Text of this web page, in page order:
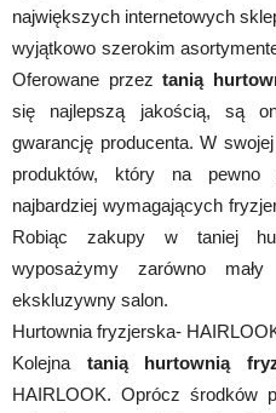
największych internetowych
wyjątkowo szerokim
Oferowane przez tanią
się najlepszą jakością, są
gwarancję producenta. W
produktów, który na pewno
najbardziej wymagających
Robiąc zakupy w taniej
wyposażymy zarówno
ekskluzywny salon.
Hurtownia fryzjerska-
Kolejna tanią hurtownią
HAIRLOOK. Oprócz środków